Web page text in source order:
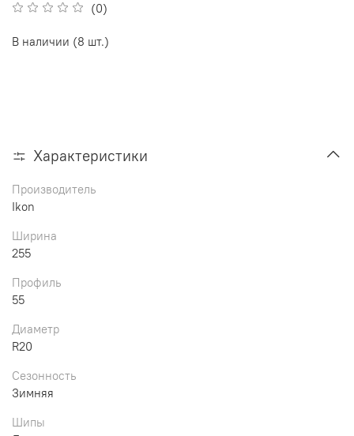
(0)
В наличии (8 шт.)
Характеристики
Производитель
Ikon
Ширина
255
Профиль
55
Диаметр
R20
Сезонность
Зимняя
Шипы